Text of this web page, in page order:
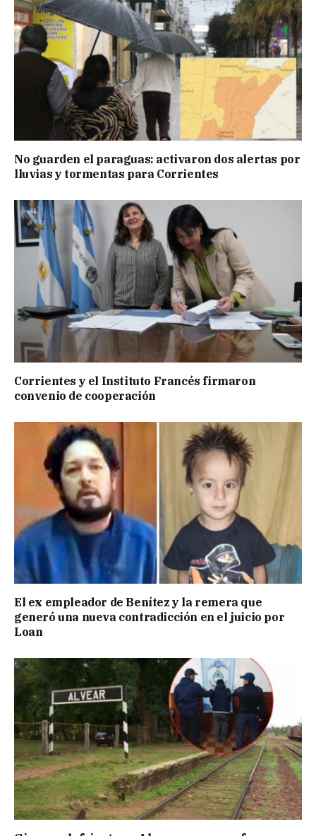
No guarden el paraguas: activaron dos alertas por
lluvias y tormentas para Corrientes
Corrientes y el Instituto Francés firmaron
convenio de cooperación
El ex empleador de Benítez y la remera que
generó una nueva contradicción en el juicio por
Loan